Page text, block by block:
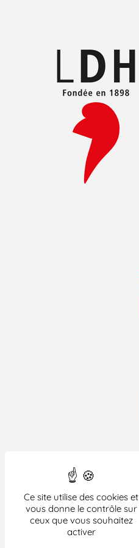
Ce site utilise des cookies et
vous donne le contrôle sur
ceux que vous souhaitez
activer